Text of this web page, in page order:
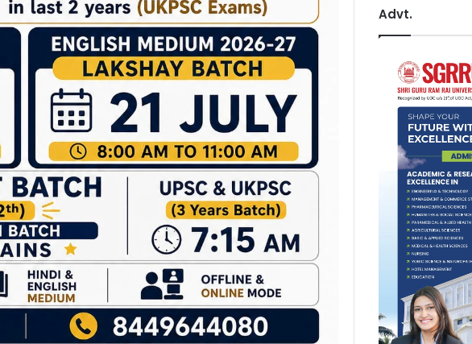
Advt.